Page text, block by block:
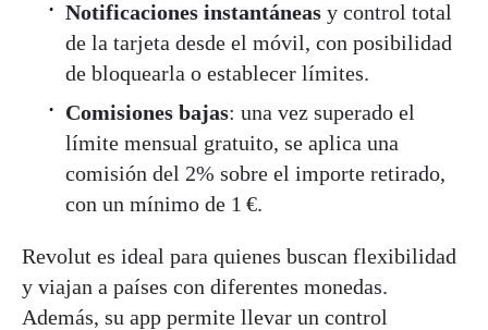
Notificaciones instantáneas y control total
de la tarjeta desde el móvil, con posibilidad
de bloquearla o establecer límites.
Comisiones bajas: una vez superado el
límite mensual gratuito, se aplica una
comisión del 2% sobre el importe retirado,
con un mínimo de 1 €.
Revolut es ideal para quienes buscan flexibilidad
y viajan a países con diferentes monedas.
Además, su app permite llevar un control